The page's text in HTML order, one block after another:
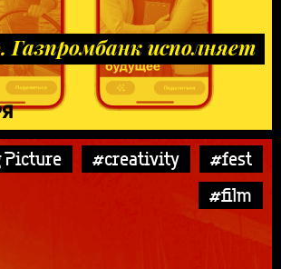
Газпромбанк исполняет
Picture #creativity
#fest
#film